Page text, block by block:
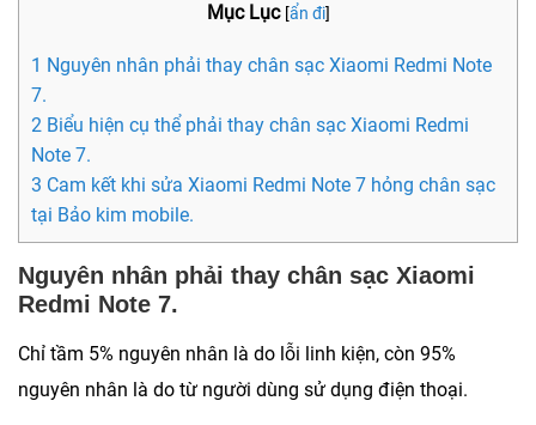
Mục Lục [ẩn đi]
1 Nguyên nhân phải thay chân sạc Xiaomi Redmi Note
7.
2 Biểu hiện cụ thể phải thay chân sạc Xiaomi Redmi
Note 7.
3 Cam kết khi sửa Xiaomi Redmi Note 7 hỏng chân sạc
tại Bảo kim mobile.
Nguyên nhân phải thay chân sạc Xiaomi
Redmi Note 7.
Chỉ tầm 5% nguyên nhân là do lỗi linh kiện, còn 95%
nguyên nhân là do từ người dùng sử dụng điện thoại.